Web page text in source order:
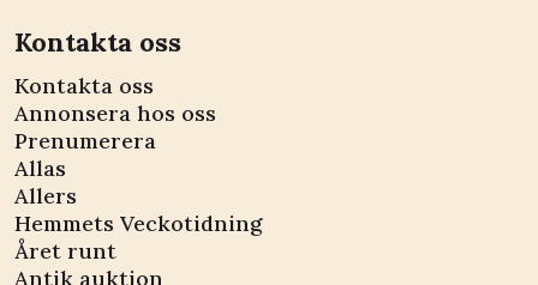
Kontakta oss
Kontakta oss
Annonsera hos oss
Prenumerera
Allas
Allers
Hemmets Veckotidning
Året runt
Antik auktion